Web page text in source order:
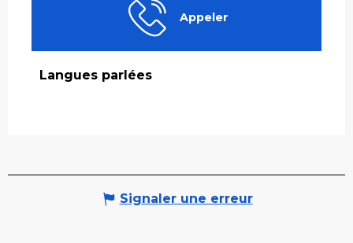
Appeler
Langues parlées
Langues parlées
Signaler une erreur